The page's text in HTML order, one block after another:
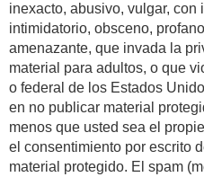
inexacto, abusivo, vulgar, con
intimidatorio, obsceno,
amenazante, que invada la
material para adultos, o que
o federal de los Estados
en no publicar material
menos que usted sea el
el consentimiento por escrito
material protegido. El spam